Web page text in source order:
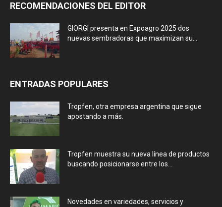
RECOMENDACIONES DEL EDITOR
GIORGI presenta en Expoagro 2025 dos
nuevas sembradoras que maximizan su...
ENTRADAS POPULARES
Tropfen, otra empresa argentina que sigue
apostando a más.
Tropfen muestra su nueva línea de productos
buscando posicionarse entre los...
Novedades en variedades, servicios y